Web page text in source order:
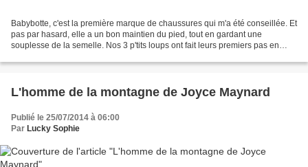
Babybotte, c'est la première marque de chaussures qui m'a été conseillée. Et
pas par hasard, elle a un bon maintien du pied, tout en gardant une
souplesse de la semelle. Nos 3 p'tits loups ont fait leurs premiers pas en
L'homme de la montagne de Joyce Maynard
Publié le 25/07/2014 à 06:00
Par Lucky Sophie